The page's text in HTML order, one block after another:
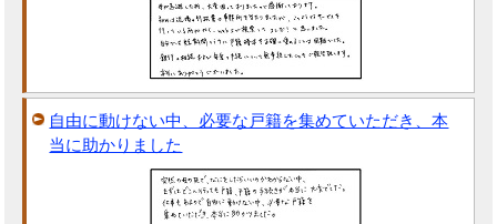
自由に動けない中、必要な戸籍を集めていただき、本
当に助かりました